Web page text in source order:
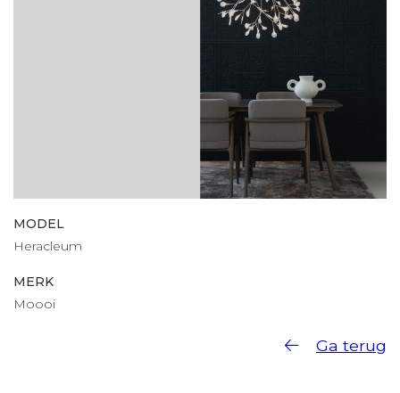
MODEL
Heracleum
MERK
Moooi
Ga terug